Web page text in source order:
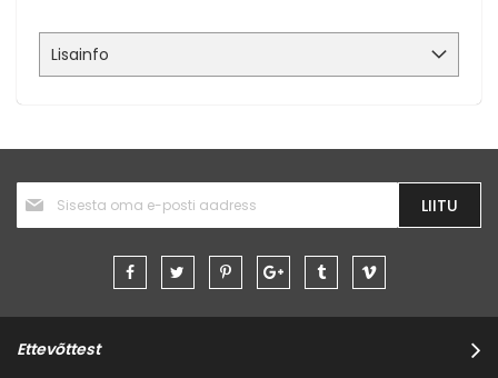
Lisainfo
uudiskirjaga:
LIITU
Ettevõttest